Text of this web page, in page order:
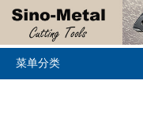
菜单分类